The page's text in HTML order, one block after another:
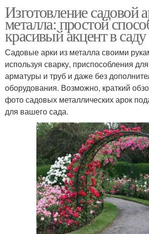
Изготовление садовой
металла: простой
красивый акцент в саду
Садовые арки из металла своими
используя сварку, приспособления
арматуры и труб и даже без
оборудования. Возможно, краткий
фото садовых металлических арок
для вашего сада.